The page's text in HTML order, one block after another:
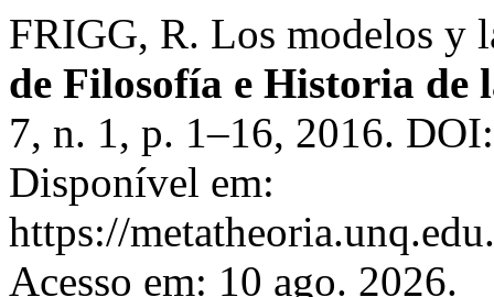
FRIGG, R. Los modelos y
de Filosofía e Historia de
7, n. 1, p. 1–16, 2016.
Disponível em:
https://
Acesso em: 10 ago. 2026.